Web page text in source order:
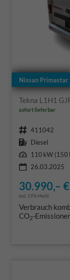
Nissan Primastar
Tekna L1H1
sofort lieferbar
Fahrzeugnr. 411042
Kraftstoff Diesel
Leistung 110 kW (150
26.03.2025
30.990,– €
incl. 19% MwSt.
Verbrauch
CO2-